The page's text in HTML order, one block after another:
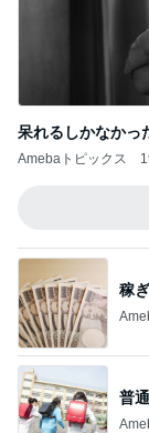
呆れるしかなかっ
Amebaトピックス
稼
普